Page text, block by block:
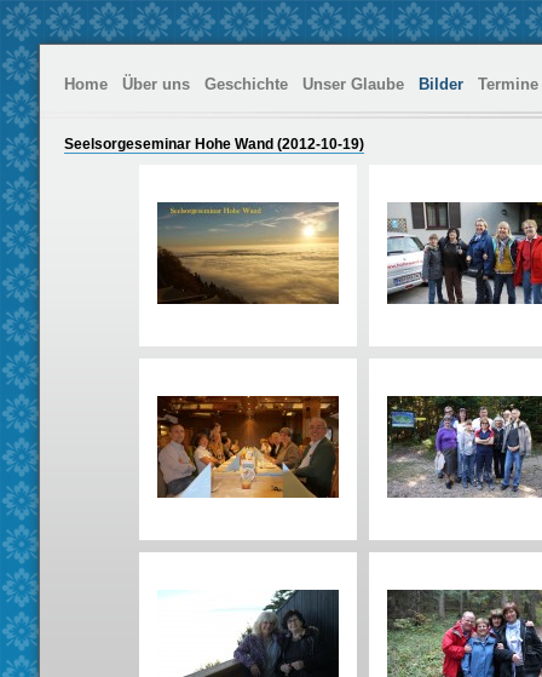
Home Über uns Geschichte Unser Glaube Bilder Termine
Seelsorgeseminar Hohe Wand (2012-10-19)